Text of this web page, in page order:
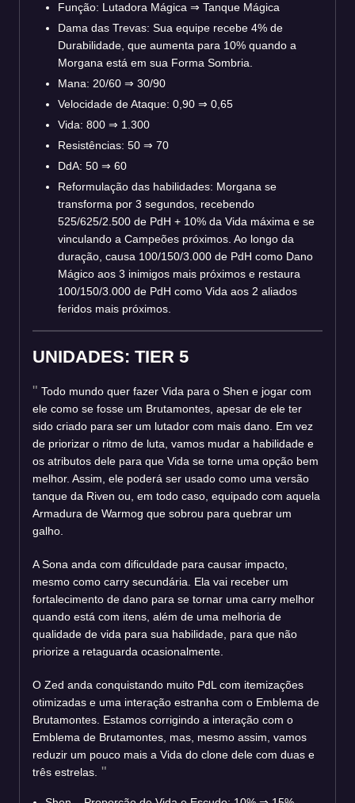
Função: Lutadora Mágica ⇒ Tanque Mágica
Dama das Trevas: Sua equipe recebe 4% de
Durabilidade, que aumenta para 10% quando a
Morgana está em sua Forma Sombria.
Mana: 20/60 ⇒ 30/90
Velocidade de Ataque: 0,90 ⇒ 0,65
Vida: 800 ⇒ 1.300
Resistências: 50 ⇒ 70
DdA: 50 ⇒ 60
Reformulação das habilidades: Morgana se
transforma por 3 segundos, recebendo
525/625/2.500 de PdH + 10% da Vida máxima e se
vinculando a Campeões próximos. Ao longo da
duração, causa 100/150/3.000 de PdH como Dano
Mágico aos 3 inimigos mais próximos e restaura
100/150/3.000 de PdH como Vida aos 2 aliados
feridos mais próximos.
UNIDADES: TIER 5
Todo mundo quer fazer Vida para o Shen e jogar com
ele como se fosse um Brutamontes, apesar de ele ter
sido criado para ser um lutador com mais dano. Em vez
de priorizar o ritmo de luta, vamos mudar a habilidade e
os atributos dele para que Vida se torne uma opção bem
melhor. Assim, ele poderá ser usado como uma versão
tanque da Riven ou, em todo caso, equipado com aquela
Armadura de Warmog que sobrou para quebrar um
galho.
A Sona anda com dificuldade para causar impacto,
mesmo como carry secundária. Ela vai receber um
fortalecimento de dano para se tornar uma carry melhor
quando está com itens, além de uma melhoria de
qualidade de vida para sua habilidade, para que não
priorize a retaguarda ocasionalmente.
O Zed anda conquistando muito PdL com itemizações
otimizadas e uma interação estranha com o Emblema de
Brutamontes. Estamos corrigindo a interação com o
Emblema de Brutamontes, mas, mesmo assim, vamos
reduzir um pouco mais a Vida do clone dele com duas e
três estrelas.